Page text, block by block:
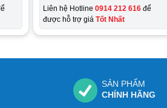
Liên hệ Hotline 0914 212 616để
được hỗ trợ giá Tốt Nhất
SẢN PHẨM
CHÍNH HÃNG